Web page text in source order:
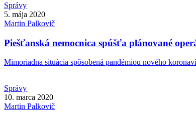
Správy
5. mája 2020
Martin Palkovič
Piešťanská nemocnica spúšťa plánované
Mimoriadna situácia spôsobená pandémiou nového
Správy
10. marca 2020
Martin Palkovič